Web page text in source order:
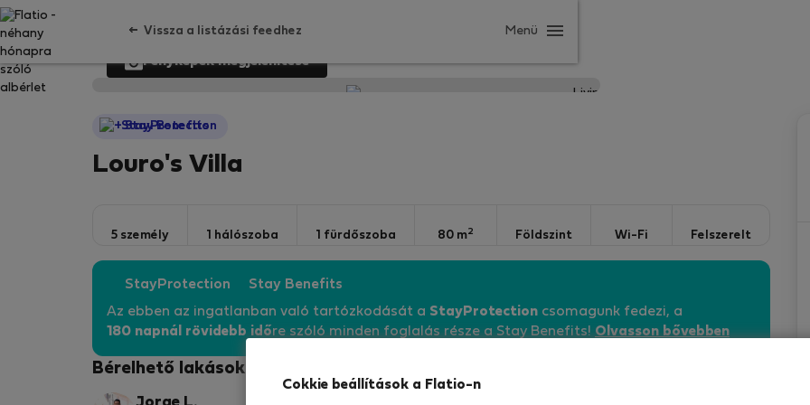
Vissza a listázási feedhez Menü
Fényképek megjelenítése
StayProtection
Louro's Villa
5 személy 1 hálószoba 1 fürdőszoba 80 m2 Földszint Wi-Fi Felszerelt
StayProtection Stay Benefits
Az ebben az ingatlanban való tartózkodását a StayProtection csomagunk fedezi, a
180 napnál rövidebb időre szóló minden foglalás része a Stay Benefits! Olvasson bővebben
Bérelhető lakások - Cantanhede
Cokkie beállítások a Flatio-n